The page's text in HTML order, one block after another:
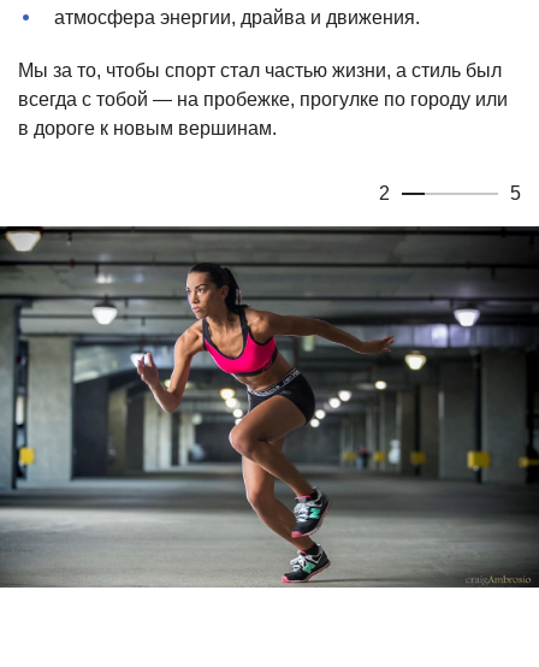
атмосфера энергии, драйва и движения.
Мы за то, чтобы спорт стал частью жизни, а стиль был
всегда с тобой — на пробежке, прогулке по городу или
в дороге к новым вершинам.
2 5